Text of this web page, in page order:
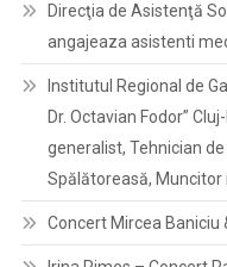
Direcţia de Asistenţă
angajeaza asistenti
Institutul Regional de
Dr. Octavian Fodor”
generalist, Tehnician
Spălătoreasă,
Concert Mircea Baniciu